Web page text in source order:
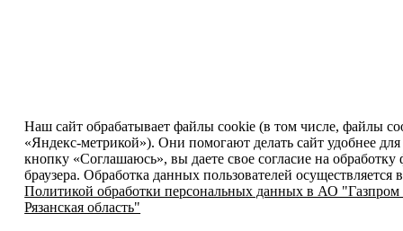
Наш сайт обрабатывает файлы cookie (в том числе, файлы
«Яндекс-метрикой»). Они помогают делать сайт удобнее
кнопку «Соглашаюсь», вы даете свое согласие на
браузера. Обработка данных пользователей осуществляется
Политикой обработки персональных данных в АО "Газпром
Рязанская область"